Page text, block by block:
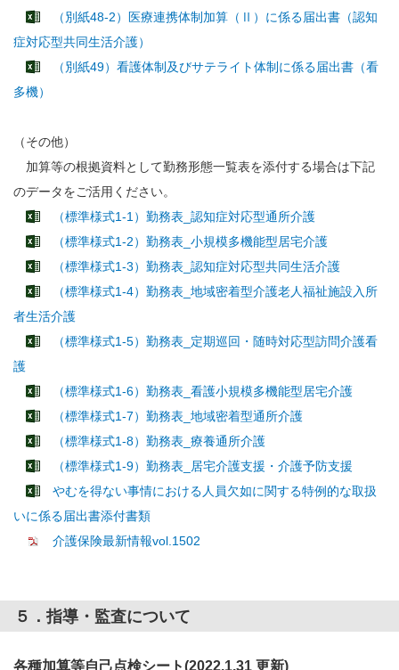
（別紙48-2）医療連携体制加算（Ⅱ）に係る届出書（認知
症対応型共同生活介護）
（別紙49）看護体制及びサテライト体制に係る届出書（看
多機）
（その他）
加算等の根拠資料として勤務形態一覧表を添付する場合は下記
のデータをご活用ください。
（標準様式1-1）勤務表_認知症対応型通所介護
（標準様式1-2）勤務表_小規模多機能型居宅介護
（標準様式1-3）勤務表_認知症対応型共同生活介護
（標準様式1-4）勤務表_地域密着型介護老人福祉施設入所
者生活介護
（標準様式1-5）勤務表_定期巡回・随時対応型訪問介護看
護
（標準様式1-6）勤務表_看護小規模多機能型居宅介護
（標準様式1-7）勤務表_地域密着型通所介護
（標準様式1-8）勤務表_療養通所介護
（標準様式1-9）勤務表_居宅介護支援・介護予防支援
やむを得ない事情における人員欠如に関する特例的な取扱
いに係る届出書添付書類
介護保険最新情報vol.1502
５．指導・監査について
各種加算等自己点検シート(2022.1.31 更新)